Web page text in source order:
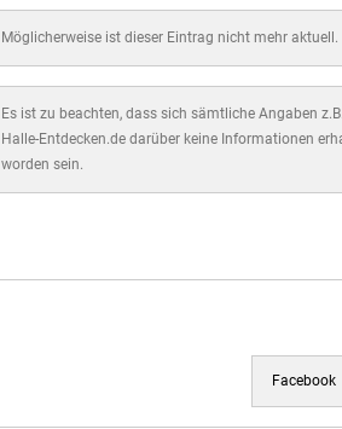
Möglicherweise ist dieser Eintrag nicht mehr
Es ist zu beachten, dass sich sämtliche Angaben
Halle-Entdecken.de darüber keine Informationen
worden sein.
Facebook